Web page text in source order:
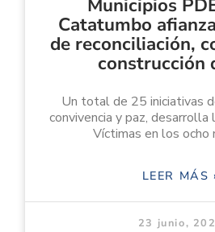
Catatumbo
de reconciliación,
construcción
Un total de 25 iniciativas
convivencia y paz, desarrolla
Víctimas en los ocho
LEER MÁS
23 junio,